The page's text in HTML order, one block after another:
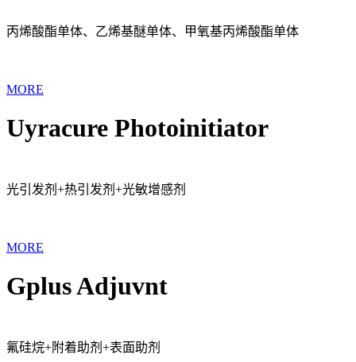
丙烯酸酯单体、乙烯基醚单体、甲氧基丙烯酸酯单体
MORE
Uyracure Photoinitiator
光引发剂+热引发剂+光敏增感剂
MORE
Gplus Adjuvnt
氟硅烷+附着助剂+表面助剂